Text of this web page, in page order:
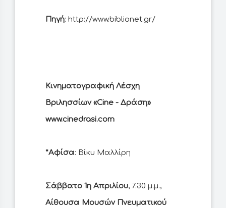
Πηγή: http://www.biblionet.gr/
Κινηματογραφική Λέσχη
Βριλησσίων «Cine - Δράση»
www.cinedrasi.com
*Αφίσα: Βίκυ Μαλλίρη
Σάββατο 1η Απριλίου, 7.30 μ.μ.,
Αίθουσα Μουσών Πνευματικού